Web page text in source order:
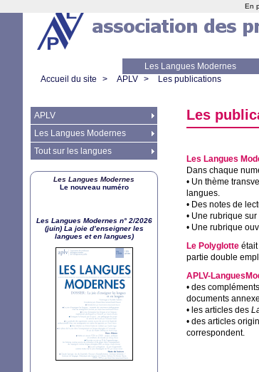
Les Langues Modernes
Accueil du site > APLV > Les publications
Les
Les Langues
Dans chaque
• Un thème
langues.
• Des notes de
• Une rubrique
• Une rubrique
Le Polyglotte
partie double
APLV-
• des
documents
• les articles des
• des articles
correspondent.
APLV
Les Langues Modernes
Tout sur les langues
Les Langues Modernes
Le nouveau numéro
Les Langues Modernes n° 2/2026
(juin) La joie d’enseigner les
langues et en langues)
En